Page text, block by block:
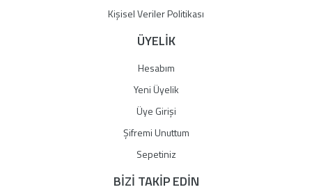
Kişisel Veriler Politikası
ÜYELİK
Hesabım
Yeni Üyelik
Üye Girişi
Şifremi Unuttum
Sepetiniz
BİZİ TAKİP EDİN